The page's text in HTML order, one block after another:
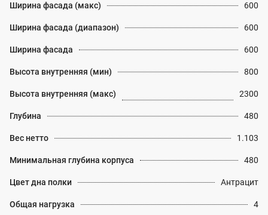
Ширина фасада (макс) 600
Ширина фасада (диапазон) 600
Ширина фасада 600
Высота внутренняя (мин) 800
Высота внутренняя (макс) 2300
Глубина 480
Вес нетто 1.103
Минимальная глубина корпуса 480
Цвет дна полки Антрацит
Общая нагрузка 4